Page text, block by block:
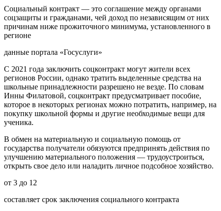
Социальный контракт — это соглашение между органами
соцзащиты и гражданами, чей доход по независящим от них
причинам ниже прожиточного минимума, установленного в
регионе
данные портала «Госуслуги»
С 2021 года заключить соцконтракт могут жители всех
регионов России, однако тратить выделенные средства на
школьные принадлежности разрешено не везде. По словам
Инны Филатовой, соцконтракт предусматривает пособие,
которое в некоторых регионах можно потратить, например, на
покупку школьной формы и другие необходимые вещи для
ученика.
В обмен на материальную и социальную помощь от
государства получатели обязуются предпринять действия по
улучшению материального положения — трудоустроиться,
открыть свое дело или наладить личное подсобное хозяйство.
от 3 до 12
составляет срок заключения социального контракта